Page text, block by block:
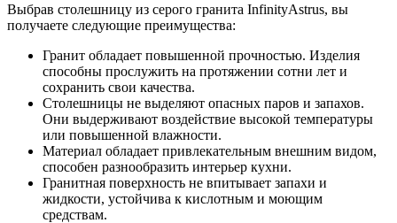
Выбрав столешницу из серого гранита InfinityAstrus, вы
получаете следующие преимущества:
Гранит обладает повышенной прочностью. Изделия
способны прослужить на протяжении сотни лет и
сохранить свои качества.
Столешницы не выделяют опасных паров и запахов.
Они выдерживают воздействие высокой температуры
или повышенной влажности.
Материал обладает привлекательным внешним видом,
способен разнообразить интерьер кухни.
Гранитная поверхность не впитывает запахи и
жидкости, устойчива к кислотным и моющим
средствам.